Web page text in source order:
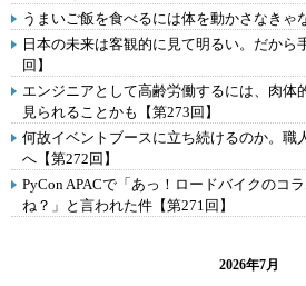
うまいご飯を食べるには体を動かさなきゃ
日本の未来は客観的に見て明るい。だから
回】
エンジニアとして高齢労働するには、肉体
見られることかも【第273回】
何故イベントブースに立ち続けるのか。職
へ【第272回】
PyCon APACで「あっ！ロードバイクのコ
ね？」と言われた件【第271回】
2026年7月